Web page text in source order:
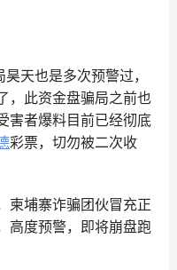
天也是多次预警过，
，此资金盘骗局之前也
害者爆料目前已经彻底
彩票，切勿被二次收
柬埔寨诈骗团伙冒充正
高度预警，即将崩盘跑